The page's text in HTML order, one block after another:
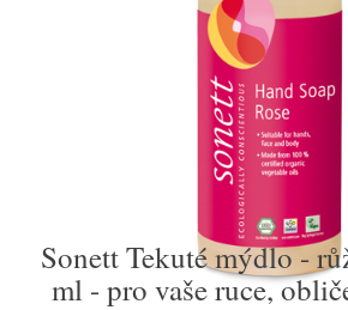
Sonett Tekuté mýdlo -
ml - pro vaše ruce,